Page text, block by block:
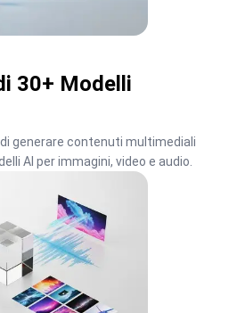
30+ Modelli
generare contenuti multimediali
AI per immagini, video e audio.